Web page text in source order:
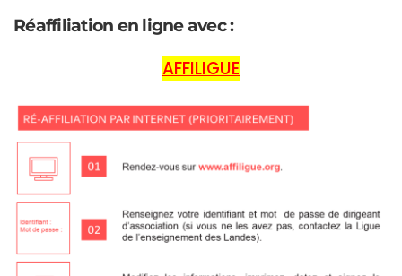
Réaffiliation en ligne avec:
AFFILIGUE